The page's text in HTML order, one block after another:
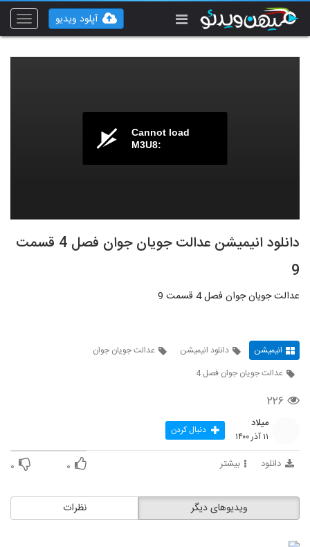
Toggle
آپلود ویدیو
Cannot load
M3U8:
دانلود انیمیشن عدالت جویان جوان فصل 4 قسمت
9
عدالت جویان جوان فصل 4 قسمت 9
انیمیشن دانلود انیمیشن
عدالت جویان جوان
عدالت جویان جوان فصل 4
۲۲۶
میلاد
۱۱ آذر ۱۴۰۰ دنبال کردن
دانلود بیشتر ۰ ۰
نظرات ویدیوهای دیگر